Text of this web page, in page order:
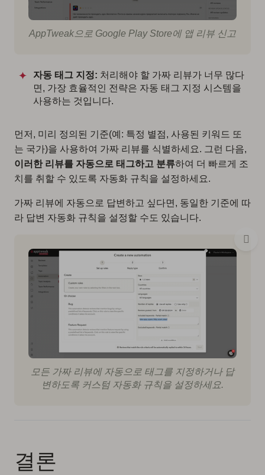
AppTweak으로 Google Play Store에 앱 리뷰 신고
자동 태그 지정: 처리해야 할 가짜 리뷰가 너무 많다
면, 가장 효율적인 전략은 자동 태그 지정 시스템을
사용하는 것입니다.
먼저, 미리 정의된 기준(예: 특정 별점, 사용된 키워드 또
는 국가)을 사용하여 가짜 리뷰를 식별하세요. 그런 다음,
이러한 리뷰를 자동으로 태그하고 분류하여 더 빠르게 조
치를 취할 수 있도록 자동화 규칙을 설정하세요.
가짜 리뷰에 자동으로 답변하고 싶다면, 동일한 기준에 따
라 답변 자동화 규칙을 설정할 수도 있습니다.
모든 가짜 리뷰에 자동으로 태그를 지정하거나 답
변하도록 커스텀 자동화 규칙을 설정하세요.
결론